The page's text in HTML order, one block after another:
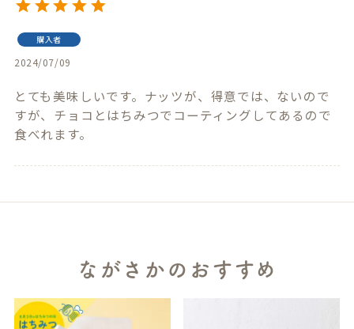
購入者
2024/07/09
とても美味しいです。ナッツが、得意では、ないので
すが、チョコとはちみつでコーティングしてあるので
食べれます。
ながさかのおすすめ